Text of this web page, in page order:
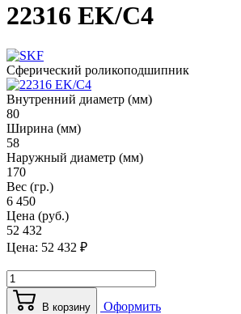
22316 EK/C4
Сферический роликоподшипник
Внутренний диаметр (мм)
80
Ширина (мм)
58
Наружный диаметр (мм)
170
Вес (гр.)
6 450
Цена (руб.)
52 432
Цена: 52 432 ₽
В корзину
Оформить